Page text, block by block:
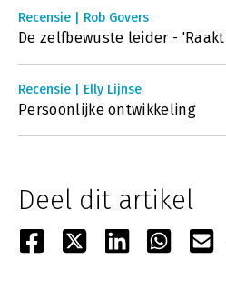
Recensie | Rob Govers
De zelfbewuste leider -
Recensie | Elly Lijnse
Persoonlijke ontwikkeling
Deel dit artikel